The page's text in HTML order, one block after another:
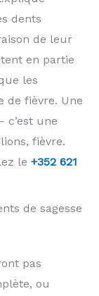
dents
de leur
en partie
les
de fièvre. Une
une
fièvre.
le +352 621
de sagesse
pas
ou